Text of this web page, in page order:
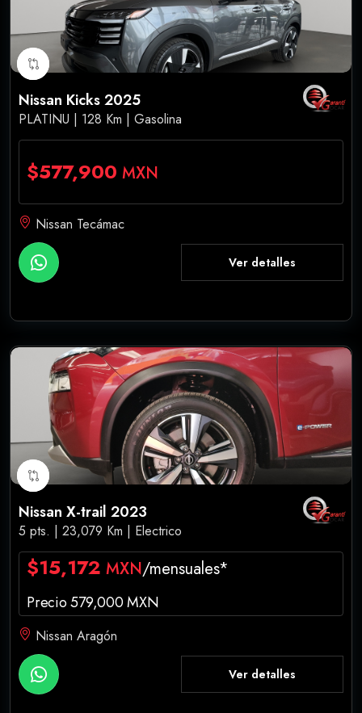
Nissan Kicks 2025
PLATINU | 128 Km | Gasolina
$577,900 MXN
Nissan Tecámac
Ver detalles
Nissan X-trail 2023
5 pts. | 23,079 Km | Electrico
$15,172 MXN/mensuales*
Precio 579,000 MXN
Nissan Aragón
Ver detalles